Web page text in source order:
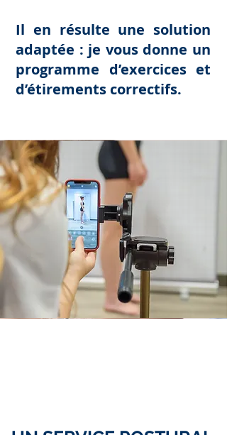
Il en résulte une solution
adaptée : je vous donne un
programme d’exercices et
d’étirements correctifs.